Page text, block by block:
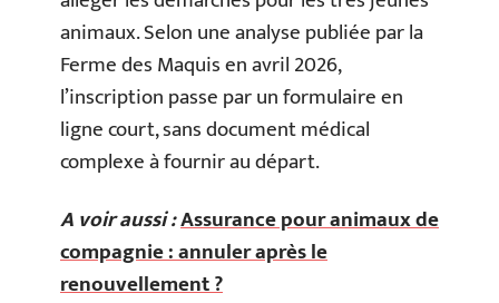
animaux. Selon une analyse publiée par la
Ferme des Maquis en avril 2026,
l’inscription passe par un formulaire en
ligne court, sans document médical
complexe à fournir au départ.
A voir aussi :Assurance pour animaux de
compagnie : annuler après le
renouvellement ?